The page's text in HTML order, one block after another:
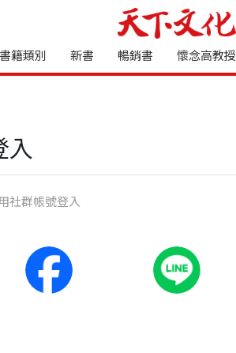
書籍類別 新書 暢銷書 懷念高教授
入
社群帳號登入